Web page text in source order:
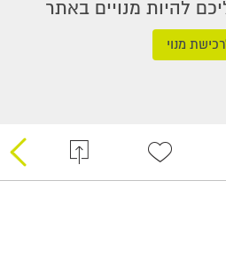
להיות מנויים באתר
מנוי